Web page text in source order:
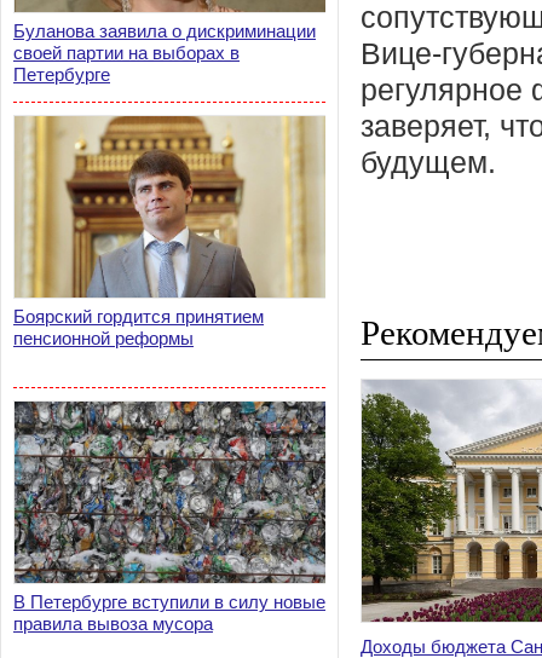
Буланова заявила о дискриминации
своей партии на выборах в
Петербурге
Боярский гордится принятием
пенсионной реформы
В Петербурге вступили в силу новые
правила вывоза мусора
Вице-
регулярное
заверяет,
будущем.
Доходы бюджета